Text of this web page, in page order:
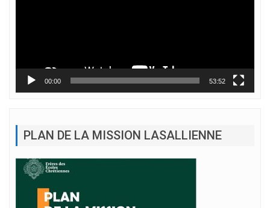
00:00 53:52
PLAN DE LA MISSION LASALLIENNE